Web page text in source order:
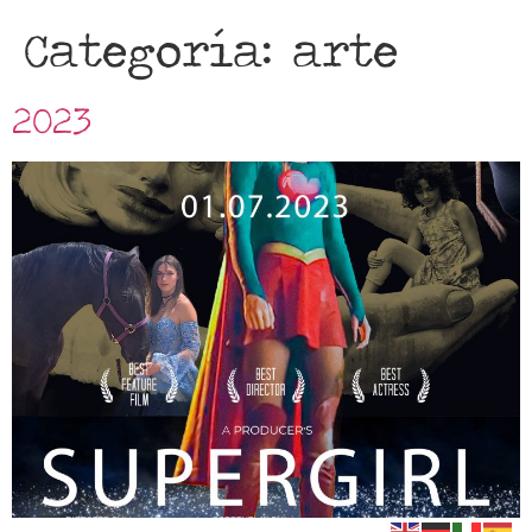
Categoría: arte
2023